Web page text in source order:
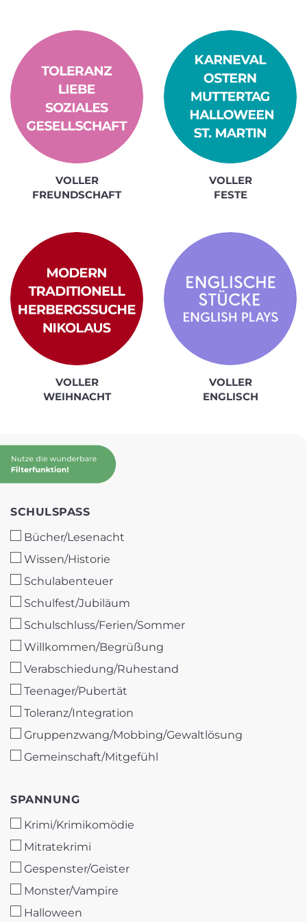
VOLLER
FREUNDSCHAFT
VOLLER
FESTE
VOLLER
WEIHNACHT
VOLLER
ENGLISCH
SCHULSPASS
SCHULSPASS
Bücher/Lesenacht
Wissen/Historie
Schulabenteuer
Schulfest/Jubiläum
Schulschluss/Ferien/Sommer
Willkommen/Begrüßung
Verabschiedung/Ruhestand
Teenager/Pubertät
Toleranz/Integration
Gruppenzwang/Mobbing/Gewaltlösung
Gemeinschaft/Mitgefühl
SPANNUNG
SPANNUNG
Krimi/Krimikomödie
Mitratekrimi
Gespenster/Geister
Monster/Vampire
Halloween